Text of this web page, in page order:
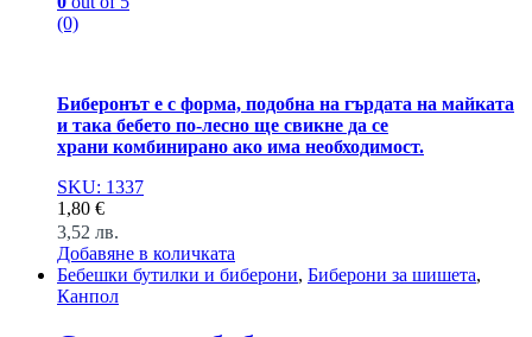
(0)
Биберонът е с форма, подобна на гърдата на майката
и така бебето по-лесно ще свикне да се
храни комбинирано ако има необходимост.
SKU: 1337
1,80 €
3,52 лв.
Добавяне в количката
Бебешки бутилки и биберони, Биберони за шишета,
Канпол